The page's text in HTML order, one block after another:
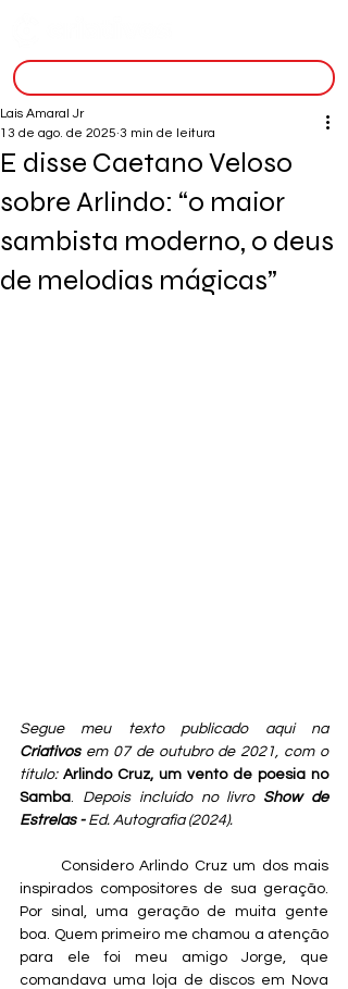
E disse Caetano Veloso
sobre Arlindo: “o maior
sambista moderno, o deus
de melodias mágicas”
Lais Amaral Jr
13 de ago. de 2025 3 min de leitura
Segue meu texto publicado aqui na
Criativos em 07 de outubro de 2021, com o
título: Arlindo Cruz, um vento de poesia no
Samba. Depois incluído no livro Show de
Estrelas - Ed. Autografia (2024).
Considero Arlindo Cruz um dos mais
inspirados compositores de sua geração.
Por sinal, uma geração de muita gente
boa. Quem primeiro me chamou a atenção
para ele foi meu amigo Jorge, que
comandava uma loja de discos em Nova